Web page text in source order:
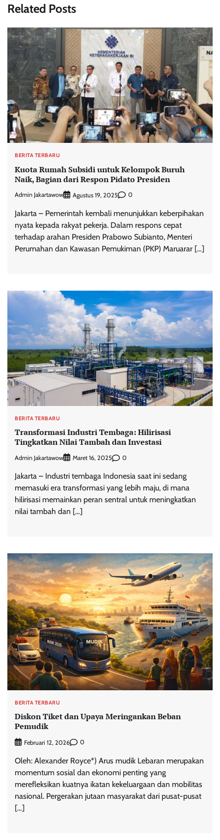
Related Posts
BERITA TERBARU
Kuota Rumah Subsidi untuk Kelompok Buruh
Naik, Bagian dari Respon Pidato Presiden
Admin Jakartawow Agustus 19, 2025 0
Jakarta – Pemerintah kembali menunjukkan keberpihakan
nyata kepada rakyat pekerja. Dalam respons cepat
terhadap arahan Presiden Prabowo Subianto, Menteri
Perumahan dan Kawasan Pemukiman (PKP) Maruarar […]
BERITA TERBARU
Transformasi Industri Tembaga: Hilirisasi
Tingkatkan Nilai Tambah dan Investasi
Admin Jakartawow Maret 16, 2025 0
Jakarta – Industri tembaga Indonesia saat ini sedang
memasuki era transformasi yang lebih maju, di mana
hilirisasi memainkan peran sentral untuk meningkatkan
nilai tambah dan […]
BERITA TERBARU
Diskon Tiket dan Upaya Meringankan Beban
Pemudik
Februari 12, 2026 0
Oleh: Alexander Royce*) Arus mudik Lebaran merupakan
momentum sosial dan ekonomi penting yang
merefleksikan kuatnya ikatan kekeluargaan dan mobilitas
nasional. Pergerakan jutaan masyarakat dari pusat-pusat
[…]